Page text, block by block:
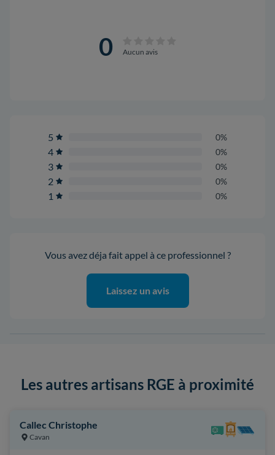
0 Aucun avis
5 0%
4 0%
3 0%
2 0%
1 0%
Vous avez déja fait appel à ce professionnel ?
Laissez un avis
Les autres artisans RGE à proximité
Callec Christophe
Cavan